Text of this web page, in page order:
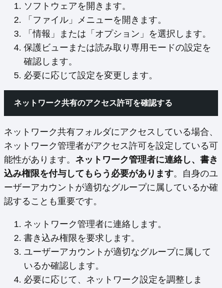
ソフトウェアを開きます。
「ファイル」メニューを開きます。
「情報」または「オプション」を選択します。
保護ビューまたは読み取り専用モードの設定を
確認します。
必要に応じて設定を変更します。
ネットワーク共有のアクセス許可を確認する
ネットワーク共有フォルダにアクセスしている場合、
ネットワーク管理者がアクセス許可を設定している可
能性があります。 ネットワーク管理者に連絡し、書き
込み権限を付与してもらう必要があります。自身のユ
ーザーアカウントが適切なグループに属しているか確
認することも重要です。
ネットワーク管理者に連絡します。
書き込み権限を要求します。
ユーザーアカウントが適切なグループに属して
いるか確認します。
必要に応じて、ネットワーク設定を調整しま